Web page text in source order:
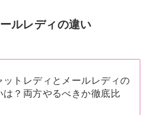
ルレディの違い
ットレディとメールレディの
は？両方やるべきか徹底比